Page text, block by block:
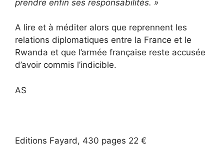
prendre enfin ses responsabilités. »
A lire et à méditer alors que reprennent les
relations diplomatiques entre la France et le
Rwanda et que l’armée française reste accusée
d’avoir commis l’indicible.
AS
Editions Fayard, 430 pages 22 €